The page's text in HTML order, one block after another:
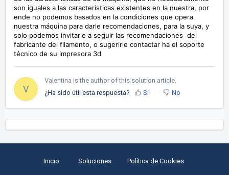
son iguales a las características existentes en la nuestra, por
ende no podemos basados en la condiciones que opera
nuestra máquina para darle recomendaciones, para la suya, y
solo podemos invitarle a seguir las recomendaciones del
fabricante del filamento, o sugerirle contactar ha el soporte
técnico de su impresora 3d
V
Valentina is the author of this solution article.
¿Ha sido útil esta respuesta?
Sí No
Inicio Soluciones Política de Cookies